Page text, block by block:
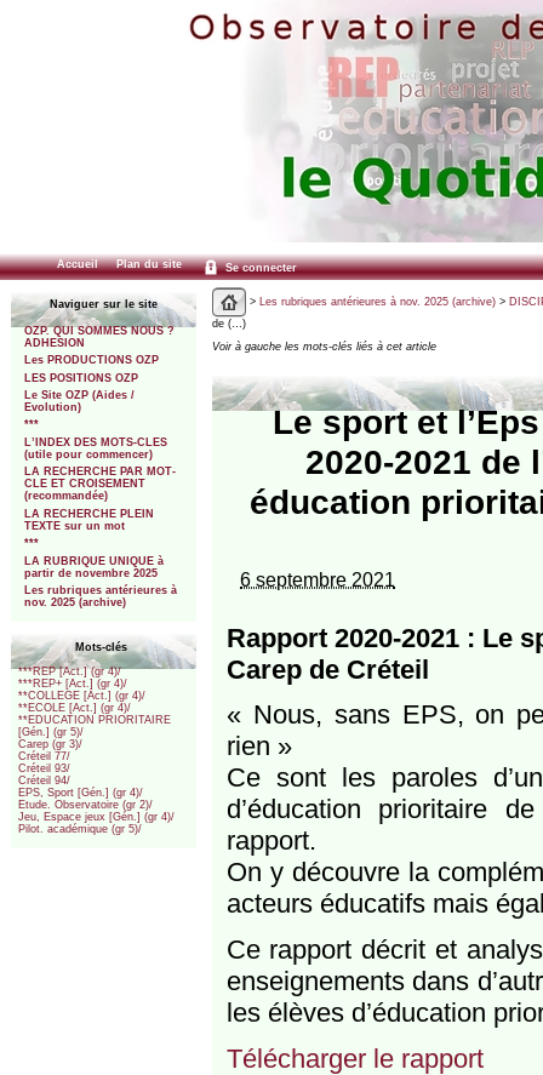
Accueil Plan du site Se connecter
Naviguer sur le site
OZP. QUI SOMMES NOUS ?
ADHESION
Les PRODUCTIONS OZP
LES POSITIONS OZP
Le Site OZP (Aides /
Evolution)
***
L’INDEX DES MOTS-CLES
(utile pour commencer)
LA RECHERCHE PAR MOT-
CLE ET CROISEMENT
(recommandée)
LA RECHERCHE PLEIN
TEXTE sur un mot
***
LA RUBRIQUE UNIQUE à
partir de novembre 2025
Les rubriques antérieures à
nov. 2025 (archive)
Mots-clés
***REP [Act.] (gr 4)/
***REP+ [Act.] (gr 4)/
**COLLEGE [Act.] (gr 4)/
**ECOLE [Act.] (gr 4)/
**EDUCATION PRIORITAIRE
[Gén.] (gr 5)/
Carep (gr 3)/
Créteil 77/
Créteil 93/
Créteil 94/
EPS, Sport [Gén.] (gr 4)/
Etude. Observatoire (gr 2)/
Jeu, Espace jeux [Gén.] (gr 4)/
Pilot. académique (gr 5)/
> Les rubriques antérieures à nov. 2025 (archive)>
de (…)
Voir à gauche les mots-clés liés à cet article
Le sport et
2020-2021 de
éducation
6 septembre 2021
Rapport 2020-2021 : Le
Carep de Créteil
« Nous, sans EPS, on
rien »
Ce sont les paroles
d’éducation prioritaire
rapport.
On y découvre la
acteurs éducatifs mais
Ce rapport décrit et
enseignements dans
les élèves d’éducation
Télécharger le rapport